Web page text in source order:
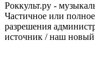
Роккульт.ру -
Частичное или
разрешения
источник / наш новый